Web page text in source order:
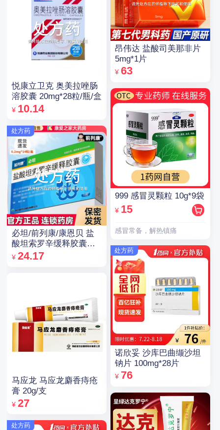
悦康立卫克 奥美拉唑肠
溶胶囊 20mg*28粒/瓶/盒
¥ 10.14
处方药
必坦/前列康/康恩贝 盐
酸坦索罗辛缓释胶囊
0.2mg*14粒/盒
¥ 24.17
马应龙 马应龙麝香痔疮
膏 20g/支
¥ 27
处方药
昂伟达 盐酸司美那非片
5mg*1片
¥ 63
999 感冒灵颗粒 10g*9袋
¥ 15
感冒常备，解热镇痛
处方药
诺欣妥 沙库巴曲缬沙坦
钠片 100mg*28片
¥ 76